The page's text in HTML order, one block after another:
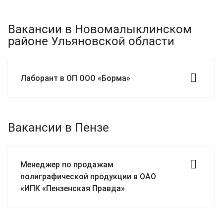
Вакансии в Новомалыклинском
районе Ульяновской области
Лаборант в ОП ООО «Борма»
Вакансии в Пензе
Менеджер по продажам
полиграфической продукции в ОАО
«ИПК «Пензенская Правда»